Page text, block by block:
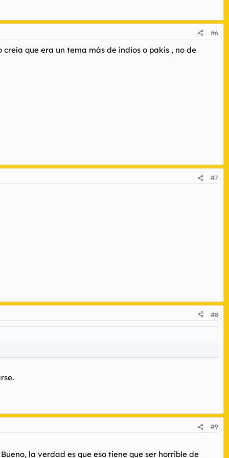
#6
que era un tema más de indios o pakis , no de
#7
#8
#9
la verdad es que eso tiene que ser horrible de